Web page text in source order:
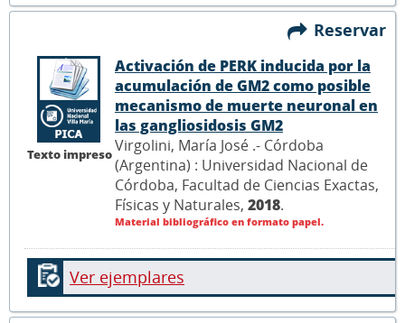
Reservar
Texto impreso
Activación de PERK inducida por la
acumulación de GM2 como posible
mecanismo de muerte neuronal en
las gangliosidosis GM2
Virgolini, María José .- Córdoba
(Argentina) : Universidad Nacional de
Córdoba, Facultad de Ciencias Exactas,
Físicas y Naturales, 2018.
Material bibliográfico en formato papel.
Ver ejemplares